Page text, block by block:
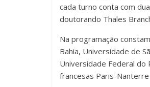
cada turno conta com
doutorando Thales
Na programação
Bahia, Universidade de
Universidade Federal do
francesas Paris-